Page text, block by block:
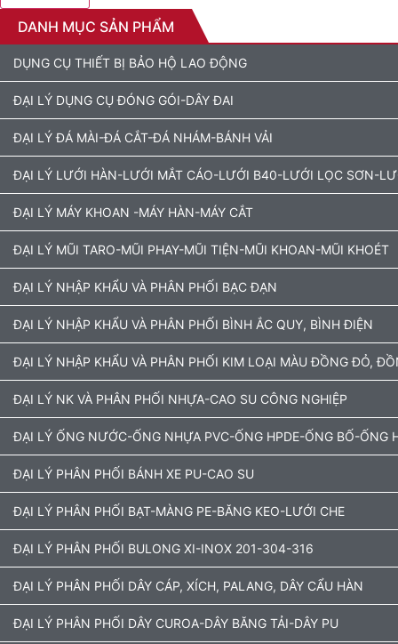
DANH MỤC SẢN PHẨM
DỤNG CỤ THIẾT BỊ BẢO HỘ LAO ĐỘNG
ĐẠI LÝ DỤNG CỤ ĐÓNG GÓI-DÂY ĐAI
ĐẠI LÝ ĐÁ MÀI-ĐÁ CẮT-ĐÁ NHÁM-BÁNH VẢI
ĐẠI LÝ LƯỚI HÀN-LƯỚI MẮT CÁO-LƯỚI B40-LƯỚI LỌC SƠN-
ĐẠI LÝ MÁY KHOAN -MÁY HÀN-MÁY CẮT
ĐẠI LÝ MŨI TARO-MŨI PHAY-MŨI TIỆN-MŨI KHOAN-MŨI KHOÉT
ĐẠI LÝ NHẬP KHẨU VÀ PHÂN PHỐI BẠC ĐẠN
ĐẠI LÝ NHẬP KHẨU VÀ PHÂN PHỐI BÌNH ẮC QUY, BÌNH ĐIỆN
ĐẠI LÝ NHẬP KHẨU VÀ PHÂN PHỐI KIM LOẠI MÀU ĐỒNG ĐỎ,
ĐẠI LÝ NK VÀ PHÂN PHỐI NHỰA-CAO SU CÔNG NGHIỆP
ĐẠI LÝ ỐNG NƯỚC-ỐNG NHỰA PVC-ỐNG HPDE-ỐNG BỐ-ỐNG
ĐẠI LÝ PHÂN PHỐI BÁNH XE PU-CAO SU
ĐẠI LÝ PHÂN PHỐI BẠT-MÀNG PE-BĂNG KEO-LƯỚI CHE
ĐẠI LÝ PHÂN PHỐI BULONG XI-INOX 201-304-316
ĐẠI LÝ PHÂN PHỐI DÂY CÁP, XÍCH, PALANG, DÂY CẨU HÀN
ĐẠI LÝ PHÂN PHỐI DÂY CUROA-DÂY BĂNG TẢI-DÂY PU